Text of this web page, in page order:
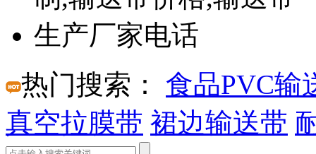
热门搜索：
食品PVC输
真空拉膜带 裙边输送带